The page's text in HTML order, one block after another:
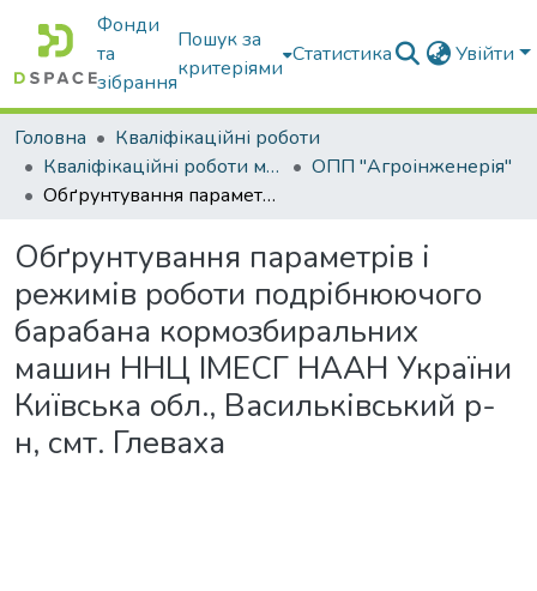
Фонди
та
зібрання
Пошук за
критеріями
Статистика Увійти
Головна
Кваліфікаційні роботи
Кваліфікаційні роботи магістрів
ОПП "Агроінженерія"
Обґрунтування параметрів і режимів роботи подрібнюючого барабана кормозбиральних машин ННЦ ІМЕСГ НААН України Київська обл., Васильківський р-н, смт. Глеваха
Обґрунтування параметрів і
режимів роботи подрібнюючого
барабана кормозбиральних
машин ННЦ ІМЕСГ НААН України
Київська обл., Васильківський р-
н, смт. Глеваха